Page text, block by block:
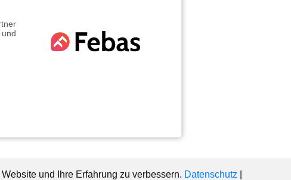
und Ihre Erfahrung zu verbessern. Datenschutz